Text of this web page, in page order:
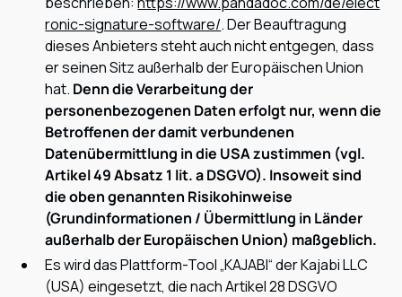
ronic-signature-software/. Der Beauftragung
dieses Anbieters steht auch nicht entgegen, dass
er seinen Sitz außerhalb der Europäischen Union
hat. Denn die Verarbeitung der
personenbezogenen Daten erfolgt nur, wenn die
Betroffenen der damit verbundenen
Datenübermittlung in die USA zustimmen (vgl.
Artikel 49 Absatz 1 lit. a DSGVO). Insoweit sind
die oben genannten Risikohinweise
(Grundinformationen / Übermittlung in Länder
außerhalb der Europäischen Union) maßgeblich.
Es wird das Plattform-Tool „KAJABI“ der Kajabi LLC
(USA) eingesetzt, die nach Artikel 28 DSGVO